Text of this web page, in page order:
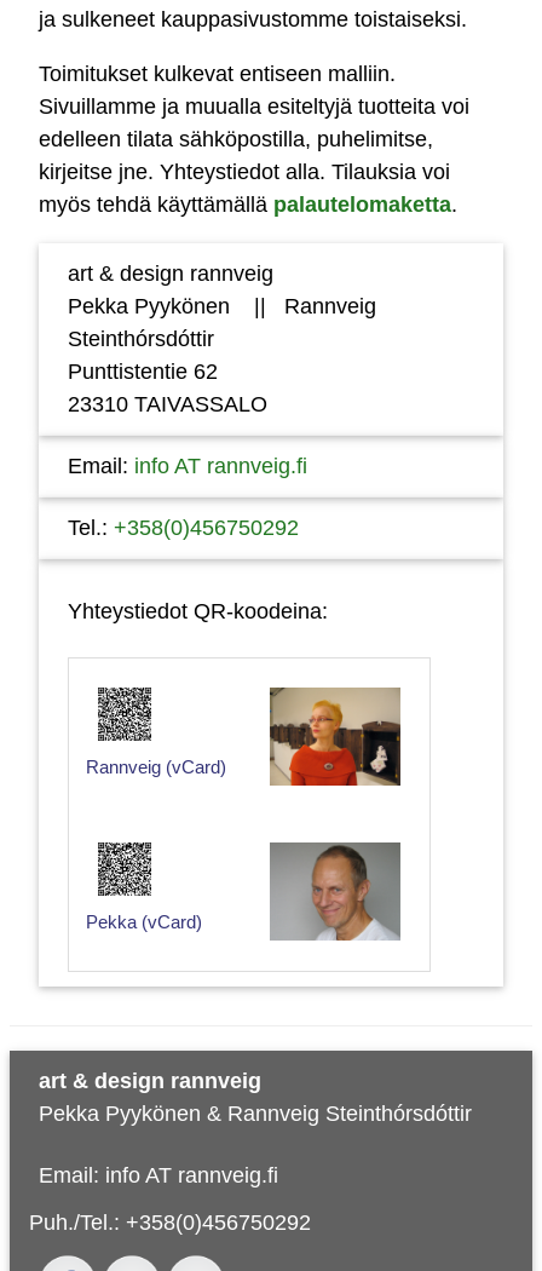
ja sulkeneet kauppasivustomme toistaiseksi.
Toimitukset kulkevat entiseen malliin.
Sivuillamme ja muualla esiteltyjä tuotteita voi
edelleen tilata sähköpostilla, puhelimitse,
kirjeitse jne. Yhteystiedot alla. Tilauksia voi
myös tehdä käyttämällä palautelomaketta.
art & design rannveig
Pekka Pyykönen || Rannveig
Steinthórsdóttir
Punttistentie 62
23310 TAIVASSALO
Email: info AT rannveig.fi
Tel.: +358(0)456750292
Yhteystiedot QR-koodeina:
Rannveig (vCard)
Pekka (vCard)
art & design rannveig
Pekka Pyykönen & Rannveig Steinthórsdóttir
Email: info AT rannveig.fi
Puh./Tel.: +358(0)456750292